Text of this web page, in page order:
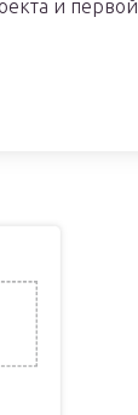
и первой